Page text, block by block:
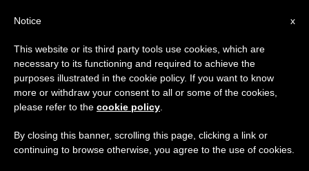
البابا لاون الرّابع عشر,رياضة
x
Notice
This website or its third party tools use cookies, which are
necessary to its functioning and required to achieve the
purposes illustrated in the cookie policy. If you want to know
more or withdraw your consent to all or some of the cookies,
please refer to the cookie policy
By closing this banner, scrolling this page, clicking a link or
continuing to browse otherwise, you agree to the use of cookies.